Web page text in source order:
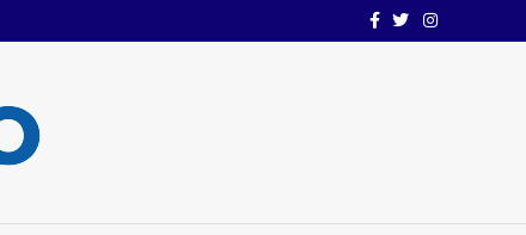
Facebook
TwitterInstagram